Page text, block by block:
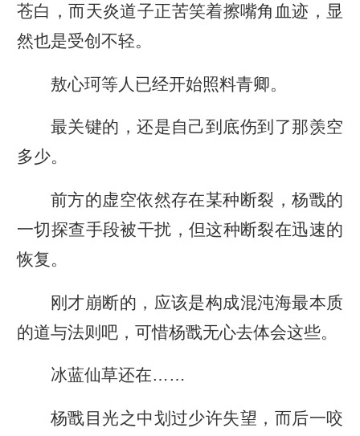
苍白，而天炎道子正苦笑着擦嘴角血迹，显
然也是受创不轻。
敖心珂等人已经开始照料青卿。
最关键的，还是自己到底伤到了那羡空
多少。
前方的虚空依然存在某种断裂，杨戬的
一切探查手段被干扰，但这种断裂在迅速的
恢复。
刚才崩断的，应该是构成混沌海最本质
的道与法则吧，可惜杨戬无心去体会这些。
冰蓝仙草还在……
杨戬目光之中划过少许失望，而后一咬